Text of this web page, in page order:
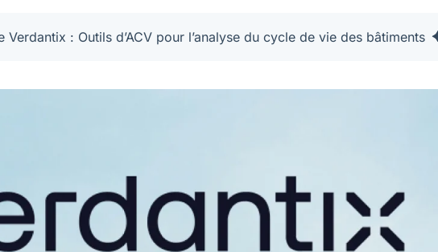
: Outils d’ACV pour l’analyse du cycle de vie des bâtiments